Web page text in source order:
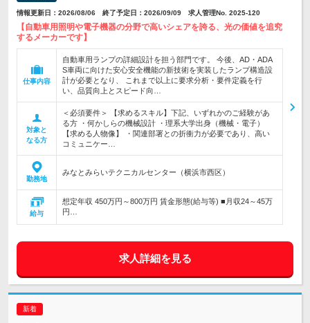
情報更新日：2026/08/06 終了予定日：2026/09/09 求人管理No. 2025-120
【自動車用照明や電子機器の分野で高いシェアを誇る、光の価値を追究
するメーカーです】
仕事内容
自動車用ランプの詳細設計を担う部門です。 今後、AD・ADA
S車両に向けた安心安全機能の新技術を実装したランプ構造設
計が必要となり、 これまで以上に要求分析・要件定義を行
い、品質向上とスピード向…
対象と
なる方
＜必須要件＞ 【求めるスキル】下記、いずれかのご経験があ
る方 ・何かしらの機械設計 ・理系大学出身（機械・電子）
【求める人物像】 ・関連部署との折衝力が必要であり、高い
コミュニケー…
勤務地
みなとみらいテクニカルセンター（横浜市西区）
給与
想定年収 450万円～800万円 賃金形態(給与等) ■月収24～45万
円…
求人詳細を見る